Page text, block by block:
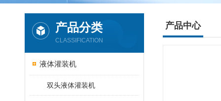
产品分类
CLASSIFICATION
液体灌装机
双头液体灌装机
产品中心